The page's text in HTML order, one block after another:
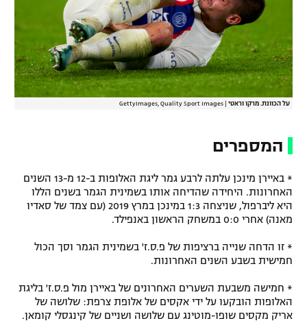
על הכוונת. מרקו וראטי GettyImages, Quality Sport Images
המספרים
* באיירן מינכן עלתה לרבע גמר ליגת האלופות ב-12 מ-13 השנים
האחרונות. היחידה שהדיחה אותו בשמינית הגמר בשנים הללו
היא ליברפול, שניצחה 1:3 במינכן במרץ 2019 (עם צמד של סאדיו
מאנה) אחרי 0:0 במשחק הראשון באנפילד.
* זו הדחה שנייה ברציפות של פ.ס.ז' בשמינית הגמר וסך הכול
חמישית בשבע השנים האחרונות.
* חמישה משבעת השערים האחרונים של באיירן מול פ.ס.ז' בליגת
האלופות הובקעו על ידי אקסים של אלופת צרפת: שלושה של
אריק מקסים שופו-מוטינג עם שלושה ושניים של קינגסלי קומאן.